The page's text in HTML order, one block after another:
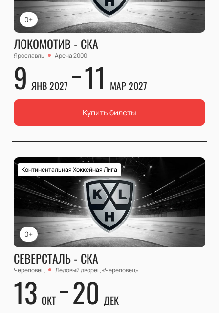
0+
ЛОКОМОТИВ - СКА
Ярославль Арена 2000
9 ЯНВ 2027 11 МАР 2027
Купить билеты
0+
Континентальная Хоккейная Лига
СЕВЕРСТАЛЬ - СКА
Череповец Ледовый дворец «Череповец»
13 ОКТ 20 ДЕК